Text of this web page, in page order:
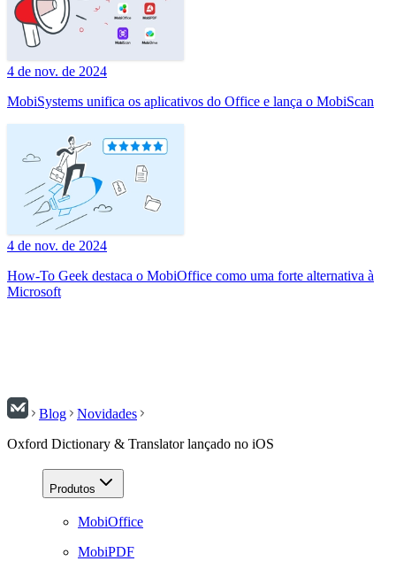
4 de nov. de 2024
MobiSystems unifica os aplicativos do Office e lança o MobiScan
4 de nov. de 2024
How-To Geek destaca o MobiOffice como uma forte alternativa à
Microsoft
Blog
Novidades
Oxford Dictionary & Translator lançado no iOS
Produtos
MobiOffice
MobiPDF